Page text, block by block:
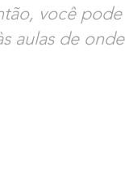
você pode
aulas de onde